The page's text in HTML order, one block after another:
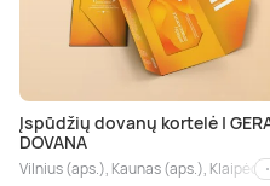
Įspūdžių dovanų kortelė |
DOVANA
Vilnius (aps.), Kaunas (aps.),